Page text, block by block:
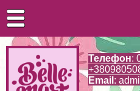
Телефон:
Email :